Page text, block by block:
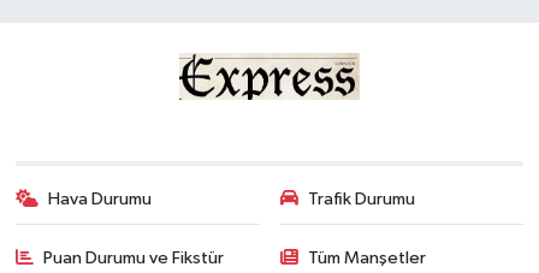
Hava Durumu Trafik Durumu
Puan Durumu ve Fikstür Tüm Manşetler